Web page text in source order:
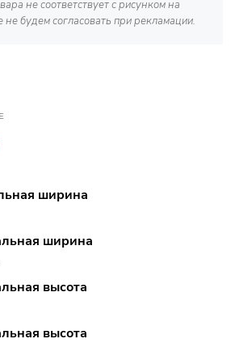
не соответствует с рисунком на
не будем согласовать при рекламации.
ширина
ширина
высота
высота